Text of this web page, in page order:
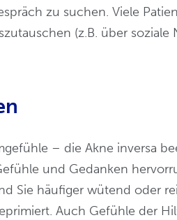
zu suchen. Viele
(z.B. über soziale
– die Akne inversa
und Gedanken
Sie häufiger wütend oder
Auch Gefühle der